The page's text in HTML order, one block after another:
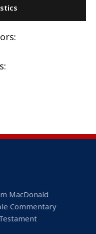
MacDonald
Commentary